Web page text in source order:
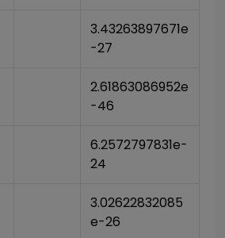
3.43263897671e
-27
2.61863086952e
-46
6.2572797831e-
24
3.02622832085
e-26